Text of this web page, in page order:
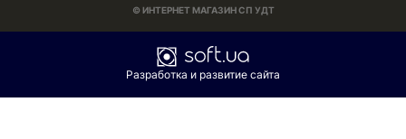
© ИНТЕРНЕТ МАГАЗИН СП УДТ
Разработка и развитие сайта